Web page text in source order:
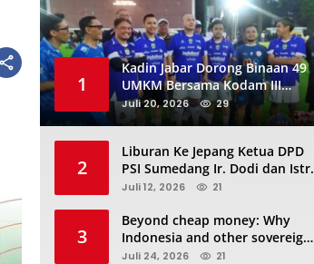
1
Kadin Jabar Dorong Binaan 49
UMKM Bersama Kodam III
Siliwangi Sambil Nobar Final
Piala Dunia, Akan Ada Investor
Juli 20, 2026 29
2
Liburan Ke Jepang Ketua DPD
PSI Sumedang Ir. Dodi dan Istri
Kibarkan Bendera PSI “Jangan
Juli 12, 2026 21
3
Beyond cheap money: Why
Indonesia and other sovereigns
are turning to panda bonds
Juli 24, 2026 21